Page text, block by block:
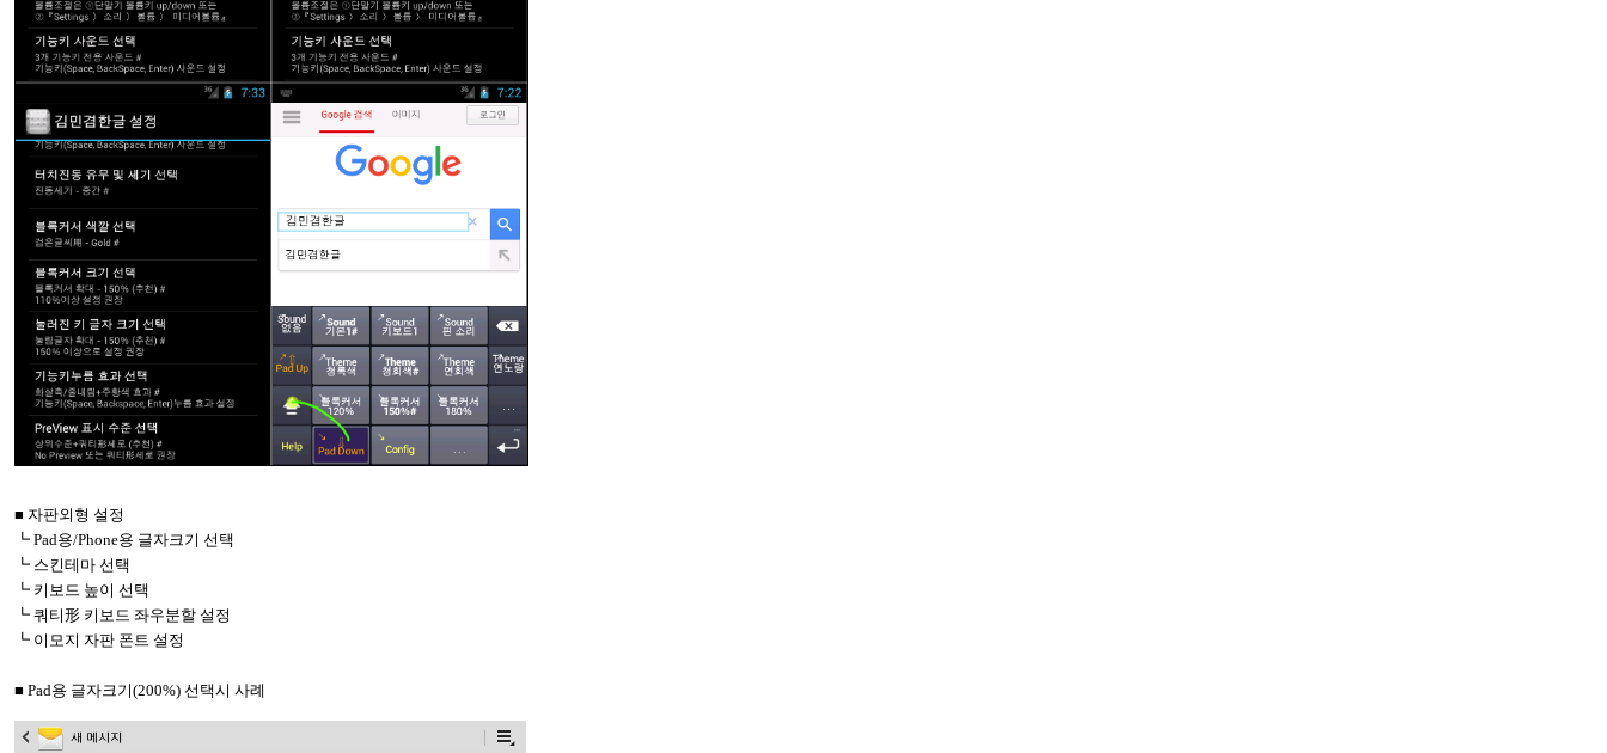
■ 자판외형 설정
┗ Pad용/Phone용 글자크기 선택
┗ 스킨테마 선택
┗ 키보드 높이 선택
┗ 쿼티形 키보드 좌우분할 설정
┗ 이모지 자판 폰트 설정
■ Pad용 글자크기(200%) 선택시 사례